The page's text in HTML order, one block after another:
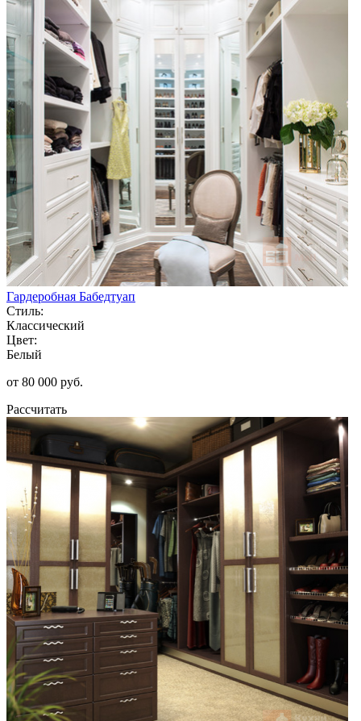
Гардеробная Бабедтуап
Стиль:
Классический
Цвет:
Белый
от 80 000 руб.
Рассчитать